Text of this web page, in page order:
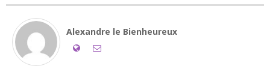
Alexandre le Bienheureux